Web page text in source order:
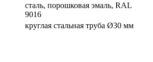
сталь, порошковая эмаль, RAL
9016
круглая стальная труба Ø30 мм